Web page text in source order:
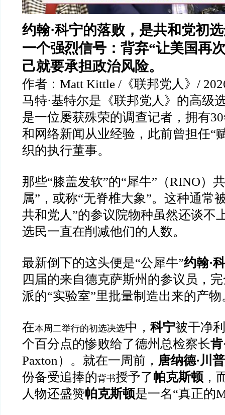
约翰·科宁的落败，是共和党初
一个强烈信号：背弃“让美国再
己就要承担政治风险。
作者：Matt Kittle /《联邦党人》/
马特·基特尔是《联邦党人》的高级
是一位屡获殊荣的调查记者，拥有
和网络新闻从业经验，此前曾担任“
织的执行董事。
那些“膝盖发软”的“犀牛”（RINO）
属”，或称“无脊椎大象”。这种通常
共和党人”的参议院物种虽然还谈不
选民一直在削减他们的人数。
最新倒下的这头便是“公犀牛”约翰·
四届的来自德克萨斯州的参议员，
派的“实验室”里批量制造出来的产物
在本周二举行的初选决选中， 科宁被干净
个百分点的惨败给了德州总检察长
Paxton）。就在一周前， 唐纳德·川普
份备受追捧的背书授予了帕克斯顿 ，
人物还盛赞帕克斯顿是一名“真正的